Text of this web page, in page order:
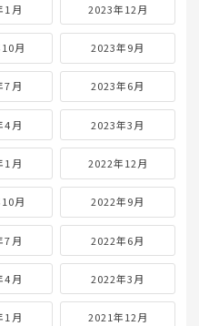
1月 2023年12月
月 2023年9月
7月 2023年6月
4月 2023年3月
1月 2022年12月
月 2022年9月
7月 2022年6月
4月 2022年3月
1月 2021年12月